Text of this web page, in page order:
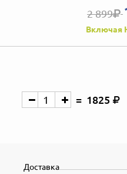
2 899
Включая
1825
Доставка